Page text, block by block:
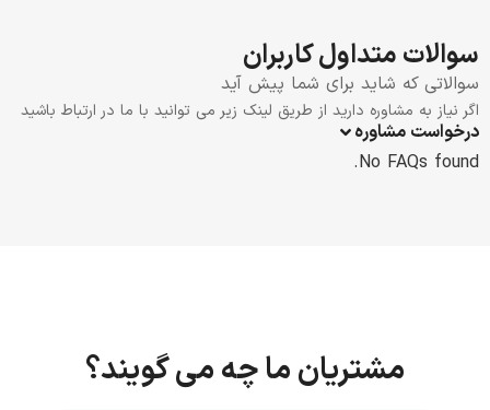
سوالات متداول کاربران
سوالاتی که شاید برای شما پیش آید
اگر نیاز به مشاوره دارید از طریق لینک زیر می توانید با ما در ارتباط باشید
درخواست مشاوره
No FAQs found.
مشتریان ما چه می گویند؟